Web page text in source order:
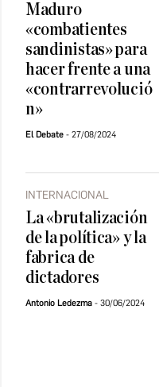
Maduro
«combatientes
sandinistas» para
hacer frente a una
«contrarrevolució
n»
El Debate 27/08/2024
INTERNACIONAL
La «brutalización
de la política» y la
fabrica de
dictadores
Antonio Ledezma 30/06/2024